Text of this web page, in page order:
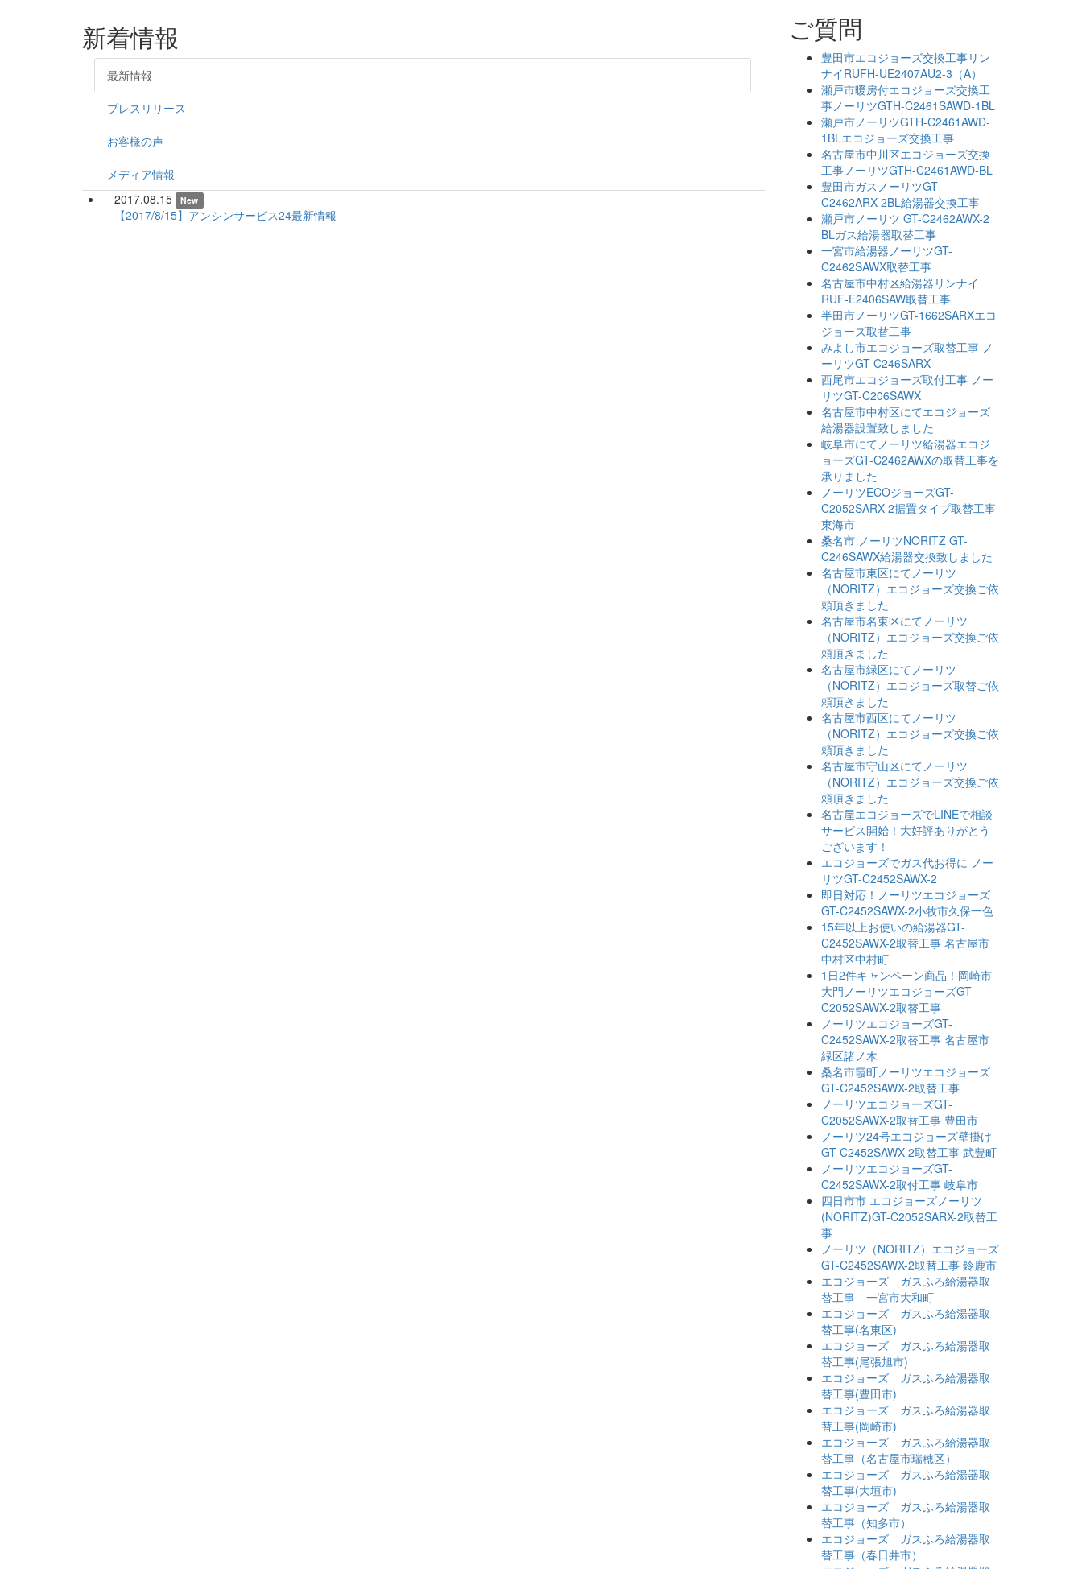
新着情報
最新情報
プレスリリース
お客様の声
メディア情報
2017.08.15
New
【2017/8/15】アンシンサービス24最新情報
ご質問
豊田市エコジョーズ交換工事リン
ナイRUFH-UE2407AU2-3（A）
瀬戸市暖房付エコジョーズ交換工
事ノーリツGTH-C2461SAWD-1BL
瀬戸市ノーリツGTH-C2461AWD-
1BLエコジョーズ交換工事
名古屋市中川区エコジョーズ交換
工事ノーリツGTH-C2461AWD-BL
豊田市ガスノーリツGT-
C2462ARX-2BL給湯器交換工事
瀬戸市ノーリツ GT-C2462AWX-2
BLガス給湯器取替工事
一宮市給湯器ノーリツGT-
C2462SAWX取替工事
名古屋市中村区給湯器リンナイ
RUF-E2406SAW取替工事
半田市ノーリツGT-1662SARXエコ
ジョーズ取替工事
みよし市エコジョーズ取替工事 ノ
ーリツGT-C246SARX
西尾市エコジョーズ取付工事 ノー
リツGT-C206SAWX
名古屋市中村区にてエコジョーズ
給湯器設置致しました
岐阜市にてノーリツ給湯器エコジ
ョーズGT-C2462AWXの取替工事を
承りました
ノーリツECOジョーズGT-
C2052SARX-2据置タイプ取替工事
東海市
桑名市 ノーリツNORITZ GT-
C246SAWX給湯器交換致しました
名古屋市東区にてノーリツ
（NORITZ）エコジョーズ交換ご依
頼頂きました
名古屋市名東区にてノーリツ
（NORITZ）エコジョーズ交換ご依
頼頂きました
名古屋市緑区にてノーリツ
（NORITZ）エコジョーズ取替ご依
頼頂きました
名古屋市西区にてノーリツ
（NORITZ）エコジョーズ交換ご依
頼頂きました
名古屋市守山区にてノーリツ
（NORITZ）エコジョーズ交換ご依
頼頂きました
名古屋エコジョーズでLINEで相談
サービス開始！大好評ありがとう
ございます！
エコジョーズでガス代お得に ノー
リツGT-C2452SAWX-2
即日対応！ノーリツエコジョーズ
GT-C2452SAWX-2小牧市久保一色
15年以上お使いの給湯器GT-
C2452SAWX-2取替工事 名古屋市
中村区中村町
1日2件キャンペーン商品！岡崎市
大門ノーリツエコジョーズGT-
C2052SAWX-2取替工事
ノーリツエコジョーズGT-
C2452SAWX-2取替工事 名古屋市
緑区諸ノ木
桑名市霞町ノーリツエコジョーズ
GT-C2452SAWX-2取替工事
ノーリツエコジョーズGT-
C2052SAWX-2取替工事 豊田市
ノーリツ24号エコジョーズ壁掛け
GT-C2452SAWX-2取替工事 武豊町
ノーリツエコジョーズGT-
C2452SAWX-2取付工事 岐阜市
四日市市 エコジョーズノーリツ
(NORITZ)GT-C2052SARX-2取替工
事
ノーリツ（NORITZ）エコジョーズ
GT-C2452SAWX-2取替工事 鈴鹿市
エコジョーズ ガスふろ給湯器取
替工事 一宮市大和町
エコジョーズ ガスふろ給湯器取
替工事(名東区)
エコジョーズ ガスふろ給湯器取
替工事(尾張旭市)
エコジョーズ ガスふろ給湯器取
替工事(豊田市)
エコジョーズ ガスふろ給湯器取
替工事(岡崎市)
エコジョーズ ガスふろ給湯器取
替工事（名古屋市瑞穂区）
エコジョーズ ガスふろ給湯器取
替工事(大垣市)
エコジョーズ ガスふろ給湯器取
替工事（知多市）
エコジョーズ ガスふろ給湯器取
替工事（春日井市）